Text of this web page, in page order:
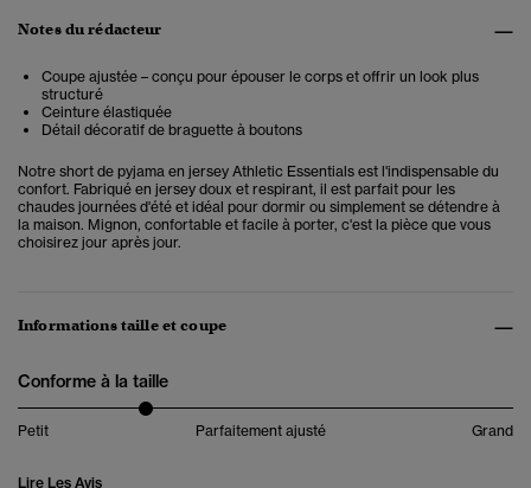
Notes du rédacteur
Coupe ajustée – conçu pour épouser le corps et offrir un look plus
structuré
Ceinture élastiquée
Détail décoratif de braguette à boutons
Notre short de pyjama en jersey Athletic Essentials est l'indispensable du
confort. Fabriqué en jersey doux et respirant, il est parfait pour les
chaudes journées d'été et idéal pour dormir ou simplement se détendre à
la maison. Mignon, confortable et facile à porter, c'est la pièce que vous
choisirez jour après jour.
Informations taille et coupe
Conforme à la taille
Petit Parfaitement ajusté Grand
Lire Les Avis